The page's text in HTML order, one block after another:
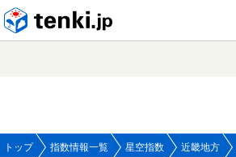
トップ 指数情報一覧 星空指数 近畿地方